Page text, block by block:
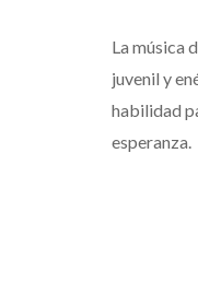
La música
juvenil y
habilidad
esperanza.